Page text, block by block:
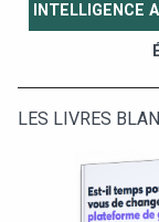
INTELLIGENCE
LES LIVRES